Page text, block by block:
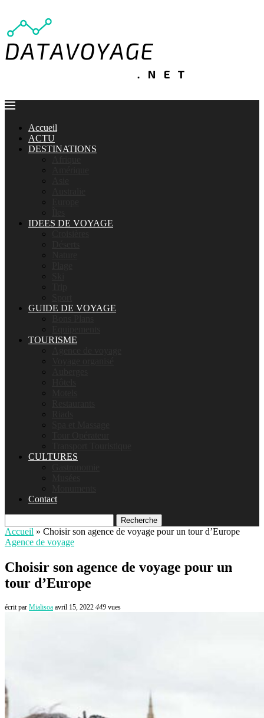
Accueil
ACTU
DESTINATIONS
IDEES DE VOYAGE
GUIDE DE VOYAGE
TOURISME
CULTURES
Contact
Recherche
Accueil » Choisir son agence de voyage pour un tour d’Europe
Agence de voyage
Choisir son agence de voyage pour un
tour d’Europe
écrit par Mialisoa avril 15, 2022 449 vues